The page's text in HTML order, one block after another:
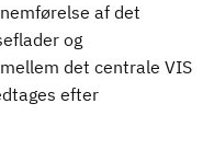
af det
og
det centrale VIS
efter